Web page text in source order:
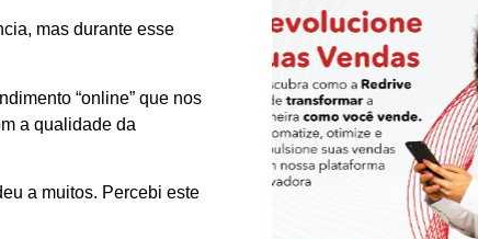
mas durante esse
“online” que nos
a qualidade da
a muitos. Percebi este